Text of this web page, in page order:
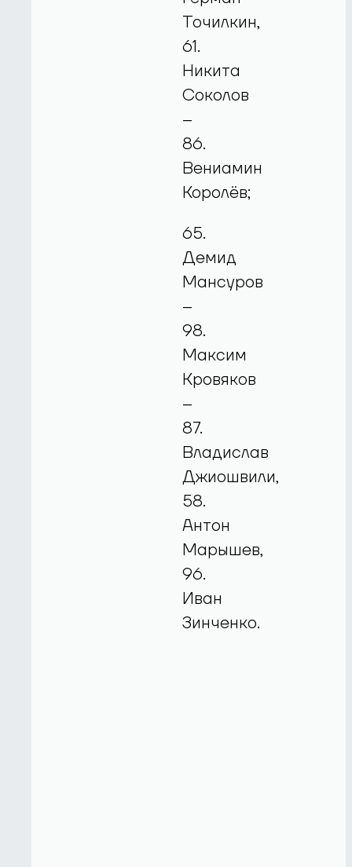
Точилкин,
61.
Никита
Соколов
–
86.
Вениамин
Королёв;
65.
Демид
Мансуров
–
98.
Максим
Кровяков
–
87.
Владислав
Джиошвили,
58.
Антон
Марышев,
96.
Иван
Зинченко.